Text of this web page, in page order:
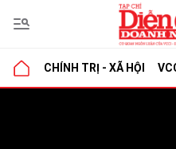
CHÍNH TRỊ - XÃ HỘI